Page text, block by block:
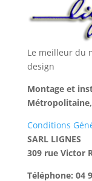
Le meilleur du
design
Montage et
Conditions
SARL LIGNES
309 rue Victor
Téléphone: 04